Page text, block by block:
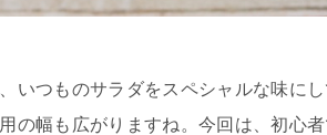
いつものサラダをスペシャルな味に
の幅も広がりますね。今回は、初心